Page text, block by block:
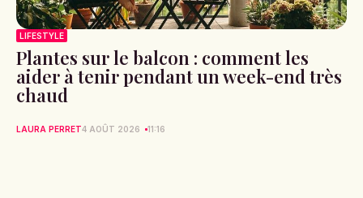
LIFESTYLE
Plantes sur le balcon : comment les
aider à tenir pendant un week-end très
chaud
LAURA PERRET4 AOÛT 2026 11:16